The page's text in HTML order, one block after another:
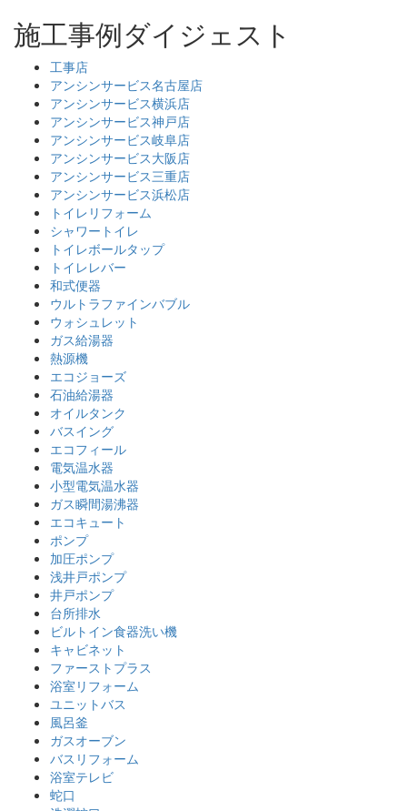
施工事例ダイジェスト
工事店
アンシンサービス名古屋店
アンシンサービス横浜店
アンシンサービス神戸店
アンシンサービス岐阜店
アンシンサービス大阪店
アンシンサービス三重店
アンシンサービス浜松店
トイレリフォーム
シャワートイレ
トイレボールタップ
トイレレバー
和式便器
ウルトラファインバブル
ウォシュレット
ガス給湯器
熱源機
エコジョーズ
石油給湯器
オイルタンク
バスイング
エコフィール
電気温水器
小型電気温水器
ガス瞬間湯沸器
エコキュート
ポンプ
加圧ポンプ
浅井戸ポンプ
井戸ポンプ
台所排水
ビルトイン食器洗い機
キャビネット
ファーストプラス
浴室リフォーム
ユニットバス
風呂釜
ガスオーブン
バスリフォーム
浴室テレビ
蛇口